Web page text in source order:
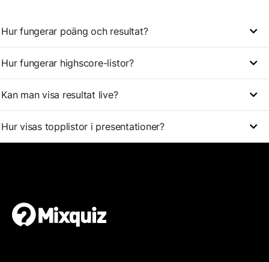
Hur fungerar poäng och resultat?
Hur fungerar highscore-listor?
Kan man visa resultat live?
Hur visas topplistor i presentationer?